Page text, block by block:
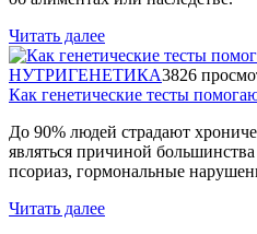
Читать далее
НУТРИГЕНЕТИКА3826
Как генетические тесты
До 90% людей страдают
являться причиной
псориаз, гормональные
Читать далее